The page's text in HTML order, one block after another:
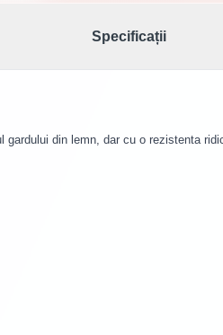
Specificații
din lemn, dar cu o rezistenta